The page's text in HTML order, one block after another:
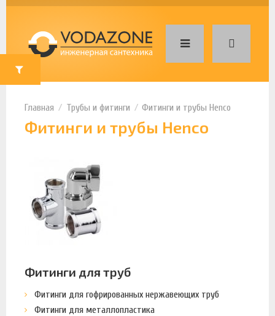
Трубы и фитинги Фитинги и трубы Henco
Фитинги и трубы Henco
Фитинги для труб
Фитинги для гофрированных нержавеющих труб
Фитинги для металлопластика